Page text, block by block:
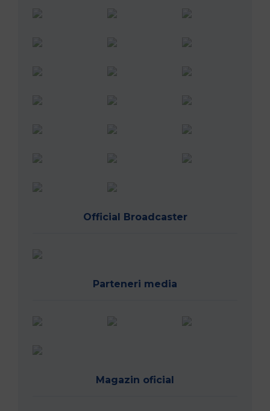
Official Broadcaster
Parteneri media
Magazin oficial